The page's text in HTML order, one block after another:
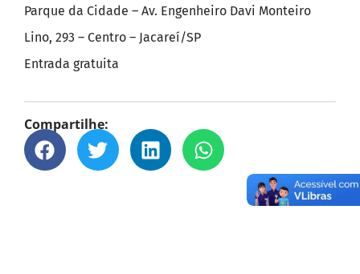
Parque da Cidade – Av. Engenheiro Davi Monteiro
Lino, 293 – Centro – Jacareí/SP
Entrada gratuita
Compartilhe: